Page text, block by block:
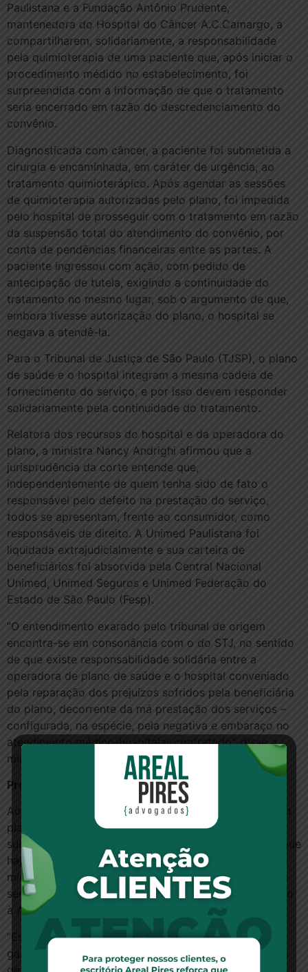
Paulistana e a Fundação Antônio Prudente,
mantenedora do Hospital do Câncer A.C.Camargo, a
compartilharem, solidariamente, a responsabilidade
pela quimioterapia de uma paciente que, após iniciar o
procedimento médido no estabelecimento, foi
surpreendida com a informação de que o tratamento
seria encerrado em razão do descredenciamento do
convênio.
Diagnosticada com câncer, a paciente foi submetida a
cirurgia e encaminhada, em caráter de urgência, ao
tratamento quimioterápico. Após agendar as sessões
de quimioterapia autorizadas pelo plano, foi impedida
pelo hospital de prosseguir com o tratamento em razão
da suspensão total do atendimento do convênio, por
conta de pendências financeiras entre as partes. A
paciente ingressou com ação, com pedido de
antecipação de tutela, exigindo a continuidade do
tratamento no mesmo lugar, sob o argumento de que,
embora tivesse autorização do plano, o hospital se
negava a atendê-la.
Para o Tribunal de Justiça de São Paulo (TJSP), o plano
de saúde e o hospital integram a mesma cadeia de
fornecimento do serviço, e por isso devem responder
solidariamente pela continuidade do tratamento.
Relatora dos recursos do hospital e da operadora do
plano, a ministra Nancy Andrighi afirmou que a
jurisprudência da corte entende que,
independentemente de quem tenha sido de fato o
responsável pelo defeito na prestação do serviço,
todos se apresentam, frente ao consumidor, como
responsáveis de direito. A Unimed Paulistana foi
liquidada extrajudicialmente e sua carteira de
beneficiários foi absorvida pela Central Nacional
Unimed, Unimed Seguros e Unimed Federação do
Estado de São Paulo (Fesp).
“O entendimento exarado pelo tribunal de origem
encontra-se em consonância com o do STJ, no sentido
de que existe responsabilidade solidária entre a
operadora de plano de saúde e o hospital conveniado
pela reparação dos prejuízos sofridos pela beneficiária
do plano, decorrente da má prestação dos serviços –
configurada, na espécie, pela negativa e embaraço no
atendimento médico-hospitalar contratado”, disse a
ministra.
Proteção ao consumidor
Ao analisar os recursos do hospital e da operadora do
plano, a ministra Nancy Andrighi disse que a
substituição da rede credenciada é permitida desde que
haja notificação dos consumidores com antecedência
mínima de 30 dias, contratação de novo prestador de
serviço equivalente ao descredenciado e comunicação
à Agência Nacional de Saúde Suplementar (ANS).
“Esses requisitos estabelecidos por lei servem para
garantir a adequada e eficiente prestação de serviços